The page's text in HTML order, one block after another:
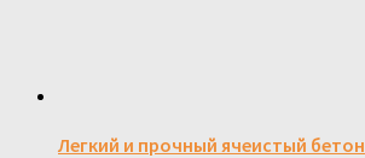
Легкий и прочный ячеистый бетон